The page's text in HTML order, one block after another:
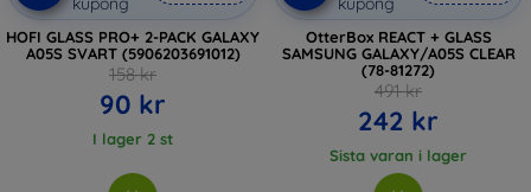
HOFI GLASS PRO+ 2-PACK GALAXY
A05S SVART (5906203691012)
158 kr
90 kr
I lager 2 st
OtterBox REACT + GLASS
SAMSUNG GALAXY/A05S CLEAR
(78-81272)
491 kr
242 kr
Sista varan i lager